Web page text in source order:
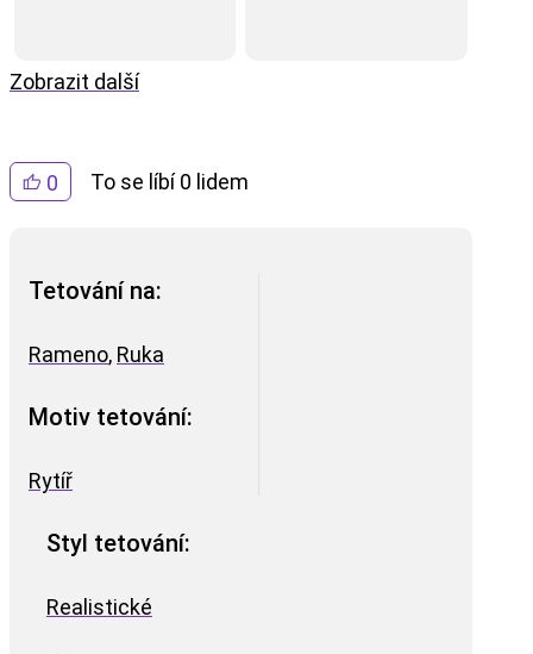
0 To se líbí 0 lidem
Tetování na:
Rameno, Ruka
Motiv tetování:
Rytíř
Styl tetování:
Realistické
Zobrazit další